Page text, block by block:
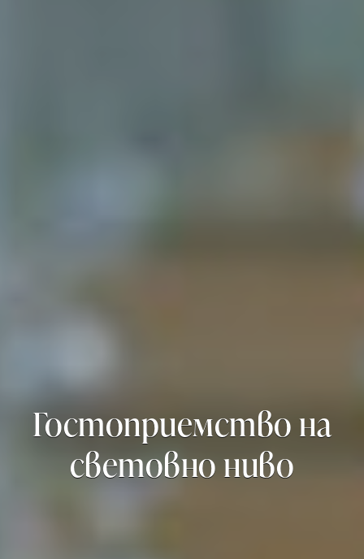
Гостоприемство на
световно ниво